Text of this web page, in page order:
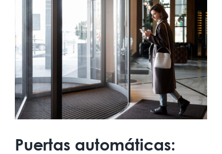
imagen
grande
Puertas automáticas: